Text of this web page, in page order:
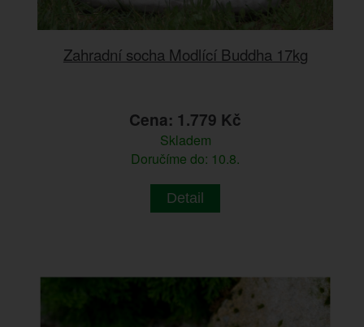
Zahradní socha Modlící Buddha 17kg
Cena: 1.779 Kč
Skladem
Doručíme do: 10.8.
Detail